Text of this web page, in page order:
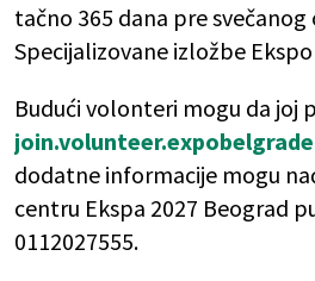
tačno 365 dana pre
Specijalizovane izložbe
Budući volonteri mogu da joj
dodatne informacije mogu
centru Ekspa 2027 Beograd
0112027555.